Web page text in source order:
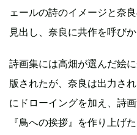
ェールの詩のイメージと奈
見出し、奈良に共作を呼びか
詩画集には高畑が選んだ絵
版されたが、奈良は出力さ
にドローイングを加え、詩
『鳥への挨拶』を作り上げ